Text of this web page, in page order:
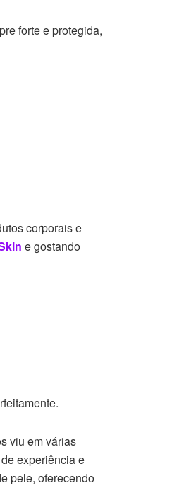
forte e protegida,
corporais e
e gostando
viu em várias
experiência e
pele, oferecendo